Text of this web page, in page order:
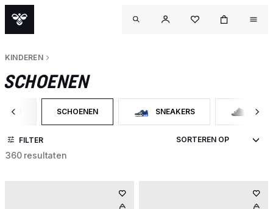
KINDEREN
SCHOENEN
CATEGORY: KINDEREN
SCHOENEN GESELECTEERD MOMENTEEL GEFILTERD OP
SNEAKERS
FILTER OP CATEGORY: SNEAKERS
FILTER OP
FILTER
360 resultaten